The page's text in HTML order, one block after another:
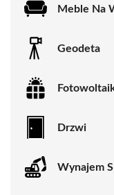
Meble Na
Geodeta
Drzwi
Wynajem